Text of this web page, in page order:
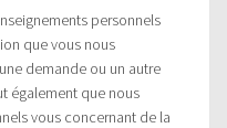
personnels
que vous nous
demande ou un autre
également que nous
vous concernant de la